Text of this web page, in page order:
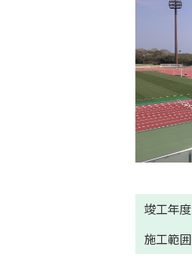
竣工年度
施工範囲